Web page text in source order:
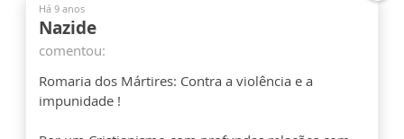
Há 9 anos
Nazide
comentou:
Romaria dos Mártires: Contra a violência e a
impunidade !